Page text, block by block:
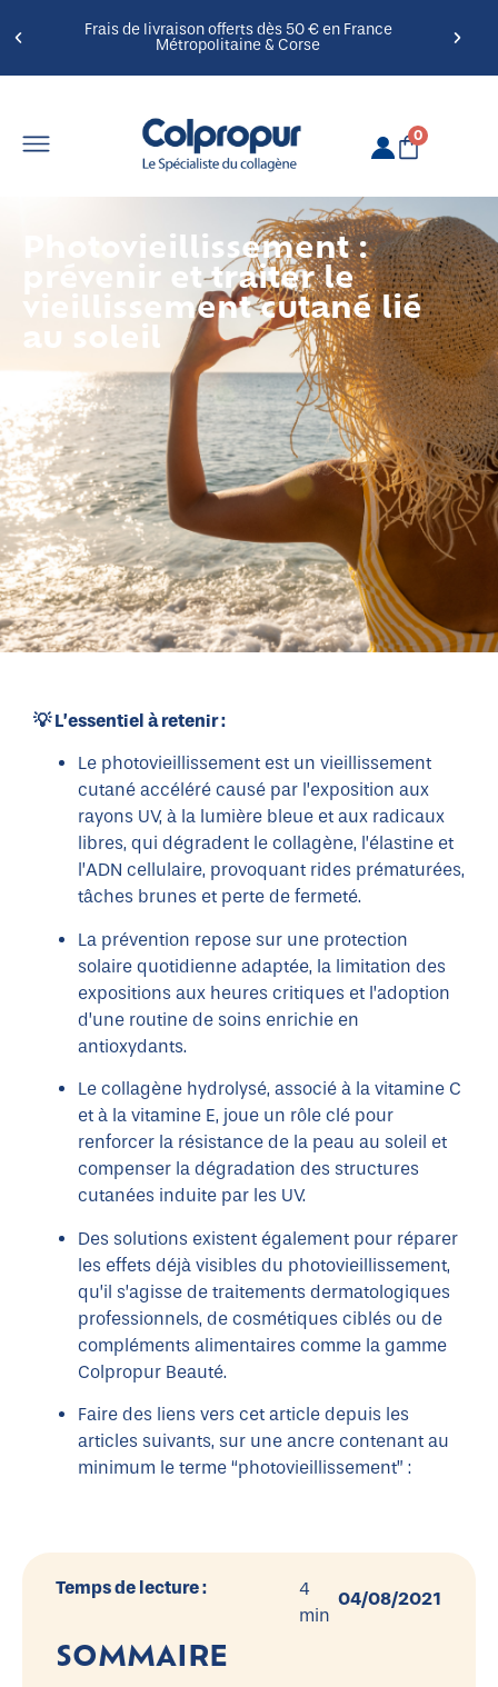
Frais de livraison offerts dès 50 € en France
Métropolitaine & Corse
0
Photovieillissement :
prévenir et traiter le
vieillissement cutané lié
au soleil
💡 L’essentiel à retenir :
Le photovieillissement est un vieillissement
cutané accéléré causé par l’exposition aux
rayons UV, à la lumière bleue et aux radicaux
libres, qui dégradent le collagène, l’élastine et
l’ADN cellulaire, provoquant rides prématurées,
tâches brunes et perte de fermeté.
La prévention repose sur une protection
solaire quotidienne adaptée, la limitation des
expositions aux heures critiques et l’adoption
d’une routine de soins enrichie en
antioxydants.
Le collagène hydrolysé, associé à la vitamine C
et à la vitamine E, joue un rôle clé pour
renforcer la résistance de la peau au soleil et
compenser la dégradation des structures
cutanées induite par les UV.
Des solutions existent également pour réparer
les effets déjà visibles du photovieillissement,
qu’il s’agisse de traitements dermatologiques
professionnels, de cosmétiques ciblés ou de
compléments alimentaires comme la gamme
Colpropur Beauté.
Faire des liens vers cet article depuis les
articles suivants, sur une ancre contenant au
minimum le terme “photovieillissement” :
Temps de lecture :
4
min
04/08/2021
SOMMAIRE